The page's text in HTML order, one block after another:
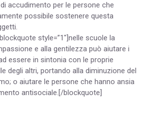
accudimento per le persone che
possibile sostenere questa
style=”1″]nelle scuole la
e alla gentilezza può aiutare i
essere in sintonia con le proprie
degli altri, portando alla diminuzione del
o aiutare le persone che hanno ansia
antisociale.[/blockquote]